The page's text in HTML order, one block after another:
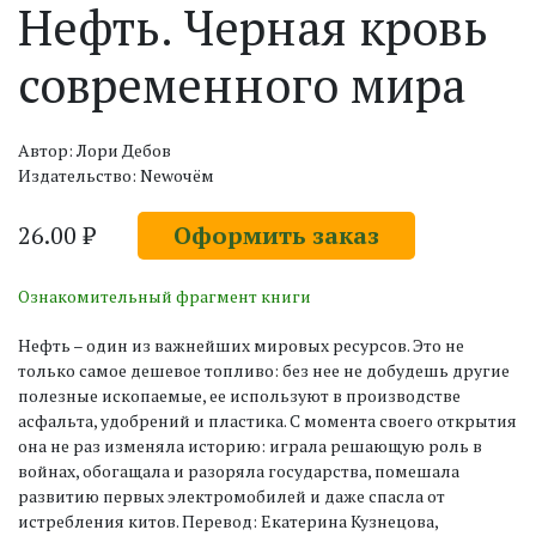
Нефть. Черная кровь
современного мира
Автор: Лори Дебов
Издательство: Newочём
26.00 ₽ Оформить заказ
Ознакомительный фрагмент книги
Нефть – один из важнейших мировых ресурсов. Это не
только самое дешевое топливо: без нее не добудешь другие
полезные ископаемые, ее используют в производстве
асфальта, удобрений и пластика. С момента своего открытия
она не раз изменяла историю: играла решающую роль в
войнах, обогащала и разоряла государства, помешала
развитию первых электромобилей и даже спасла от
истребления китов. Перевод: Екатерина Кузнецова,